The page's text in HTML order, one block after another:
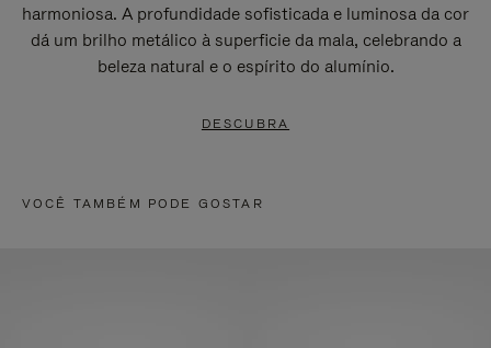
harmoniosa. A profundidade sofisticada e luminosa da cor
dá um brilho metálico à superficie da mala, celebrando a
beleza natural e o espírito do alumínio.
DESCUBRA
VOCÊ TAMBÉM PODE GOSTAR